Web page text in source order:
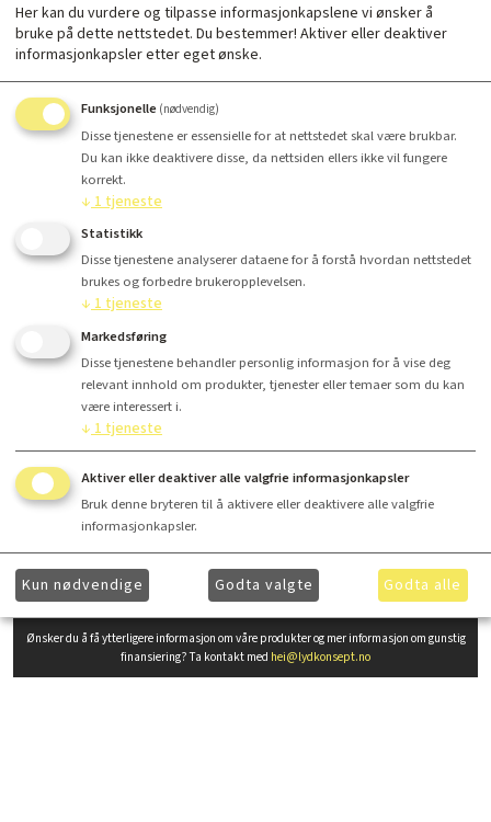
Kjøp
Finansiering
Utvidet produktbeskrivelse
Ønsker du å få ytterligere informasjon om våre produkter og mer informasjon om gunstig
finansiering? Ta kontakt med hei@lydkonsept.no
Her kan du vurdere og tilpasse informasjonkapslene vi ønsker å
bruke på dette nettstedet. Du bestemmer! Aktiver eller deaktiver
informasjonkapsler etter eget ønske.
Funksjonelle (nødvendig)
Disse tjenestene er essensielle for at nettstedet skal være brukbar.
Du kan ikke deaktivere disse, da nettsiden ellers ikke vil fungere
korrekt.
↓ 1 tjeneste
Statistikk
Disse tjenestene analyserer dataene for å forstå hvordan nettstedet
brukes og forbedre brukeropplevelsen.
↓ 1tjeneste
Markedsføring
Disse tjenestene behandler personlig informasjon for å vise deg
relevant innhold om produkter, tjenester eller temaer som du kan
være interessert i.
↓ 1tjeneste
Aktiver eller deaktiver alle valgfrie informasjonkapsler
Bruk denne bryteren til å aktivere eller deaktivere alle valgfrie
informasjonkapsler.
Kun nødvendige Godta valgte Godta alle